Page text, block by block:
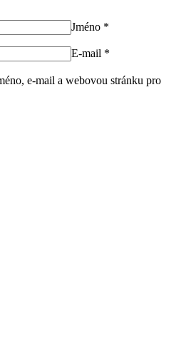
Jméno *
E-mail *
e-mail a webovou stránku pro